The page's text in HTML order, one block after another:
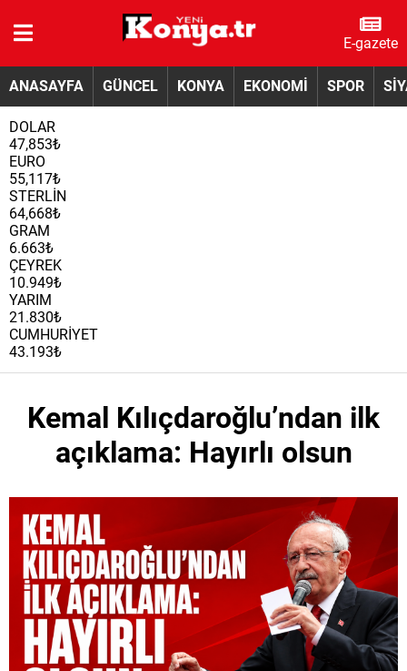
E-gazete
ANASAYFA GÜNCEL KONYA EKONOMİ SPOR
DOLAR
47,853₺
EURO
55,117₺
STERLİN
64,668₺
GRAM
6.663₺
ÇEYREK
10.949₺
YARIM
21.830₺
CUMHURİYET
43.193₺
Kemal Kılıçdaroğlu’ndan ilk
açıklama: Hayırlı olsun